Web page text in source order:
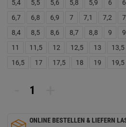
5,4
5,5 5,6 5,8 5,9 6
6,7
6,8 6,9 7 7,1 7,2
8,4
8,5 8,6 8,7 8,8 9
11
11,5 12 12,5 13 13,5
16,5
17 17,5 18 19 19,5
ONLINE BESTELLEN & LIEFERN